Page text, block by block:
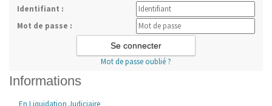
Identifiant :
Mot de passe :
Mot de passe oublié ?
Informations
En Liquidation Judiciaire